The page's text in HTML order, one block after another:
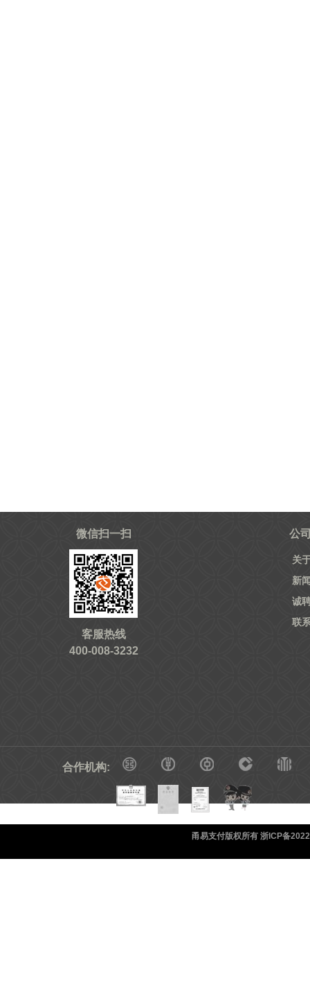
微信扫一扫
客服热线
400-008-3232
公
关
新
诚
联
合作机构:
甬易支付版权所有 浙ICP备